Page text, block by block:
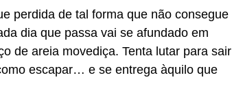
perdida de tal forma que não consegue
dia que passa vai se afundado em
de areia movediça. Tenta lutar para sair
escapar… e se entrega àquilo que